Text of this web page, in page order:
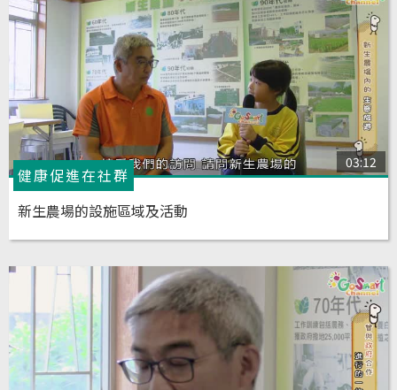
03:12
健康促進在社群
新生農場的設施區域及活動